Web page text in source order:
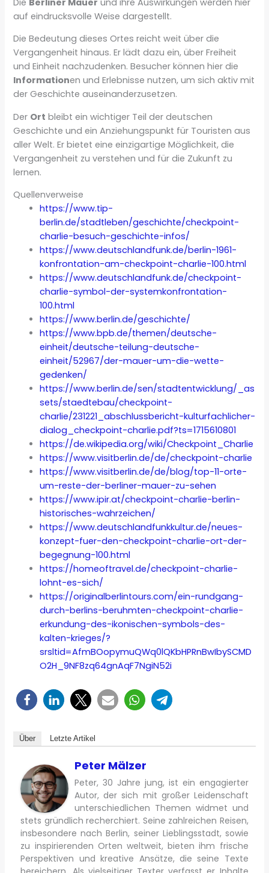
auf eindrucksvolle Weise dargestellt.
Die Bedeutung dieses Ortes reicht weit über die
Vergangenheit hinaus. Er lädt dazu ein, über Freiheit
und Einheit nachzudenken. Besucher können hier die
Informationen und Erlebnisse nutzen, um sich aktiv mit
der Geschichte auseinanderzusetzen.
Der Ort bleibt ein wichtiger Teil der deutschen
Geschichte und ein Anziehungspunkt für Touristen aus
aller Welt. Er bietet eine einzigartige Möglichkeit, die
Vergangenheit zu verstehen und für die Zukunft zu
lernen.
Quellenverweise
https://www.tip-
berlin.de/stadtleben/geschichte/checkpoint-
charlie-besuch-geschichte-infos/
https://www.deutschlandfunk.de/berlin-1961-
konfrontation-am-checkpoint-charlie-100.html
https://www.deutschlandfunk.de/checkpoint-
charlie-symbol-der-systemkonfrontation-
100.html
https://www.berlin.de/geschichte/
https://www.bpb.de/themen/deutsche-
einheit/deutsche-teilung-deutsche-
einheit/52967/der-mauer-um-die-wette-
gedenken/
https://www.berlin.de/sen/stadtentwicklung/_as
sets/staedtebau/checkpoint-
charlie/231221_abschlussbericht-kulturfachlicher-
dialog_checkpoint-charlie.pdf?ts=1715610801
https://de.wikipedia.org/wiki/Checkpoint_Charlie
https://www.visitberlin.de/de/checkpoint-charlie
https://www.visitberlin.de/de/blog/top-11-orte-
um-reste-der-berliner-mauer-zu-sehen
https://www.ipir.at/checkpoint-charlie-berlin-
historisches-wahrzeichen/
https://www.deutschlandfunkkultur.de/neues-
konzept-fuer-den-checkpoint-charlie-ort-der-
begegnung-100.html
https://homeoftravel.de/checkpoint-charlie-
lohnt-es-sich/
https://originalberlintours.com/ein-rundgang-
durch-berlins-beruhmten-checkpoint-charlie-
erkundung-des-ikonischen-symbols-des-
kalten-krieges/?
srsltid=AfmBOopymuQWq0lQKbHPRnBwIbySCMD
O2H_9NF8zq64gnAqF7NgiN52i
Über Letzte Artikel
Peter Mälzer
Peter, 30 Jahre jung, ist ein engagierter
Autor, der sich mit großer Leidenschaft
unterschiedlichen Themen widmet und
stets gründlich recherchiert. Seine zahlreichen Reisen,
insbesondere nach Berlin, seiner Lieblingsstadt, sowie
zu inspirierenden Orten weltweit, bieten ihm frische
Perspektiven und kreative Ansätze, die seine Texte